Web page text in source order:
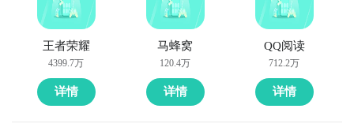
王者荣耀
4399.7万
详情
马蜂窝
120.4万
详情
QQ阅读
712.2万
详情